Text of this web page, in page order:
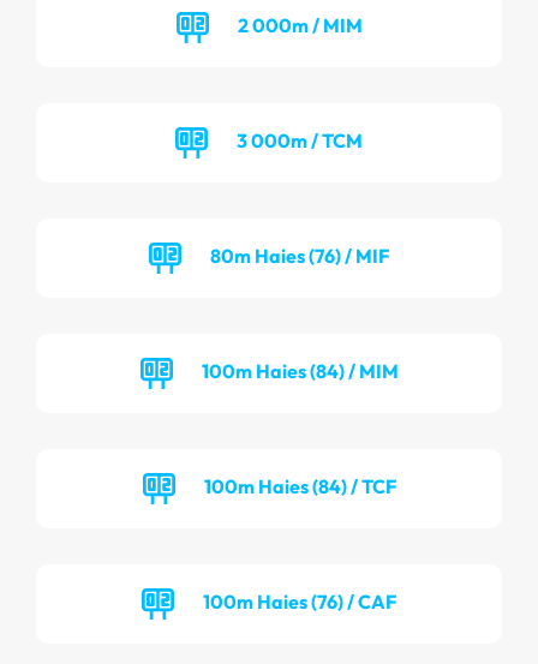
2 000m / MIM
3 000m / TCM
80m Haies (76) / MIF
100m Haies (84) / MIM
100m Haies (84) / TCF
100m Haies (76) / CAF